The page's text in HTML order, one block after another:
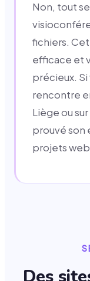
Non, tout
fichiers.
efficace et
précieux.
rencontre
Liège ou
prouvé son
projets